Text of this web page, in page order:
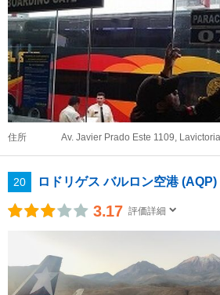
住所 Av. Javier Prado Este 1109, Lavictoria
20 ロドリゲス バルロン空港 (AQP)
3.17 評価詳細